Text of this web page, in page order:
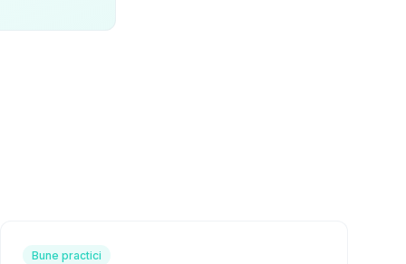
Bune practici